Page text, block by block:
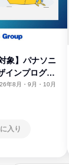
象】パナソニ
インプログラ
年8月・9月・10月
入り